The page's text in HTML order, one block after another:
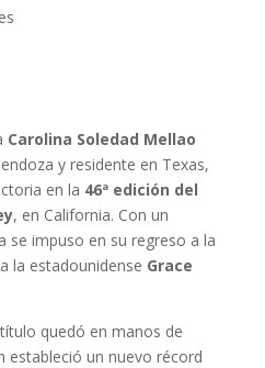
Carolina Soledad Mellao
y residente en Texas,
en la 46ª edición del
, en California. Con un
se impuso en su regreso a la
la estadounidense Grace
quedó en manos de
estableció un nuevo récord